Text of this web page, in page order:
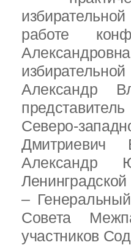
работе
Александр
Северо-
Дмитриевич
Александр
–
Совета
участников